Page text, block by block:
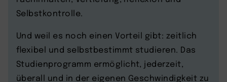
Selbstkontrolle.
Und weil es noch einen Vorteil gibt: zeitlich
flexibel und selbstbestimmt studieren. Das
Studienprogramm ermöglicht, jederzeit,
überall und in der eigenen Geschwindigkeit zu